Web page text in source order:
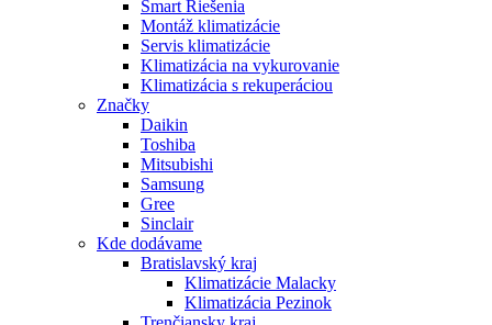
Smart Riešenia
Montáž klimatizácie
Servis klimatizácie
Klimatizácia na vykurovanie
Klimatizácia s rekuperáciou
Značky
Daikin
Toshiba
Mitsubishi
Samsung
Gree
Sinclair
Kde dodávame
Bratislavský kraj
Klimatizácie Malacky
Klimatizácia Pezinok